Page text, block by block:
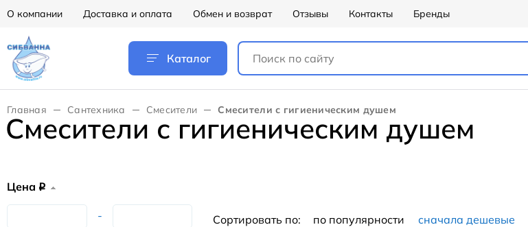
О компании Доставка и оплата Обмен и возврат Отзывы Контакты Бренды
Каталог
Главная Сантехника Смесители Смесители с гигиеническим душем
Цена q
-
Смесители с гигиеническим душем
Сортировать по: по популярности сначала дешевые